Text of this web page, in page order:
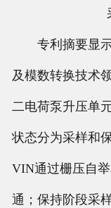
专利摘要显示
及模数转换技术
二电荷泵升压单
状态分为采样和
VIN通过栅压自
通；保持阶段采